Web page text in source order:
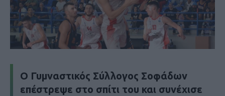
Ο Γυμναστικός Σύλλογος Σοφάδων
επέστρεψε στο σπίτι του και συνέχισε